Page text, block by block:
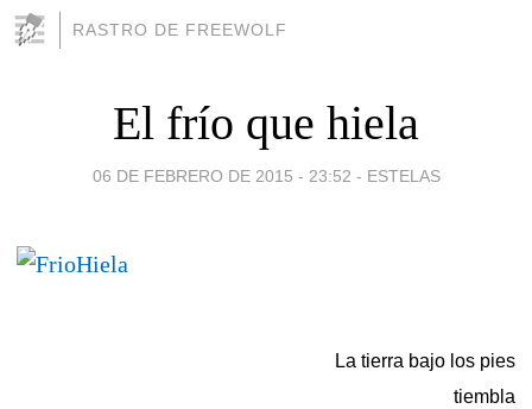
RASTRO DE FREEWOLF
El frío que hiela
06 DE FEBRERO DE 2015 - 23:52 - ESTELAS
La tierra bajo los pies
tiembla